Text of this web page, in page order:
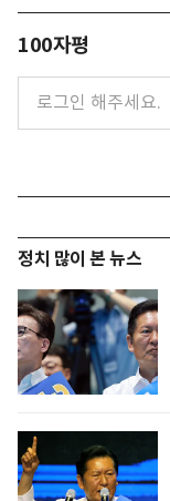
100자평
정치 많이 본 뉴스